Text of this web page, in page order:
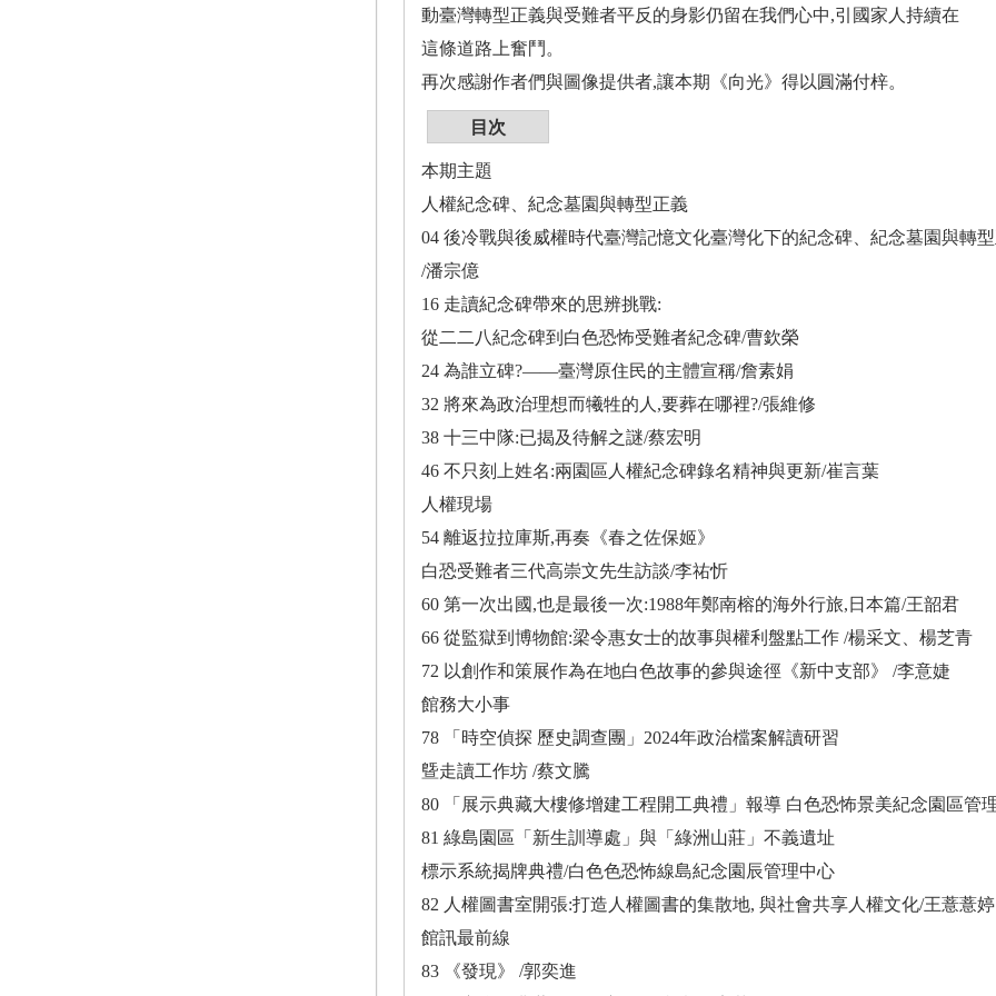
動臺灣轉型正義與受難者平反的身影仍留在我們心中,引國家人持續在
這條道路上奮鬥。
再次感謝作者們與圖像提供者,讓本期《向光》得以圓滿付梓。
目次
本期主題
人權紀念碑、紀念墓園與轉型正義
04 後冷戰與後威權時代臺灣記憶文化臺灣化下的紀念碑、紀念墓園與轉
/潘宗億
16 走讀紀念碑帶來的思辨挑戰:
從二二八紀念碑到白色恐怖受難者紀念碑/曹欽榮
24 為誰立碑?――臺灣原住民的主體宣稱/詹素娟
32 將來為政治理想而犧牲的人,要葬在哪裡?/張維修
38 十三中隊:已揭及待解之謎/蔡宏明
46 不只刻上姓名:兩園區人權紀念碑錄名精神與更新/崔言葉
人權現場
54 離返拉拉庫斯,再奏《春之佐保姬》
白恐受難者三代高崇文先生訪談/李祐忻
60 第一次出國,也是最後一次:1988年鄭南榕的海外行旅,日本篇/王韶君
66 從監獄到博物館:梁令惠女士的故事與權利盤點工作 /楊采文、楊芝青
72 以創作和策展作為在地白色故事的參與途徑《新中支部》 /李意婕
館務大小事
78 「時空偵探 歷史調查團」2024年政治檔案解讀研習
曁走讀工作坊 /蔡文騰
80 「展示典藏大樓修增建工程開工典禮」報導 白色恐怖景美紀念園區管
81 綠島園區「新生訓導處」與「綠洲山莊」不義遺址
標示系統揭牌典禮/白色色恐怖線島紀念園辰管理中心
82 人權圖書室開張:打造人權圖書的集散地, 與社會共享人權文化/王薏薏婷
館訊最前線
83 《發現》 /郭奕進